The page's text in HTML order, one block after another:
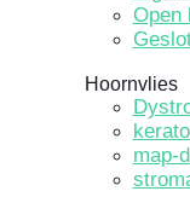
Open
Hoornvlies
map-